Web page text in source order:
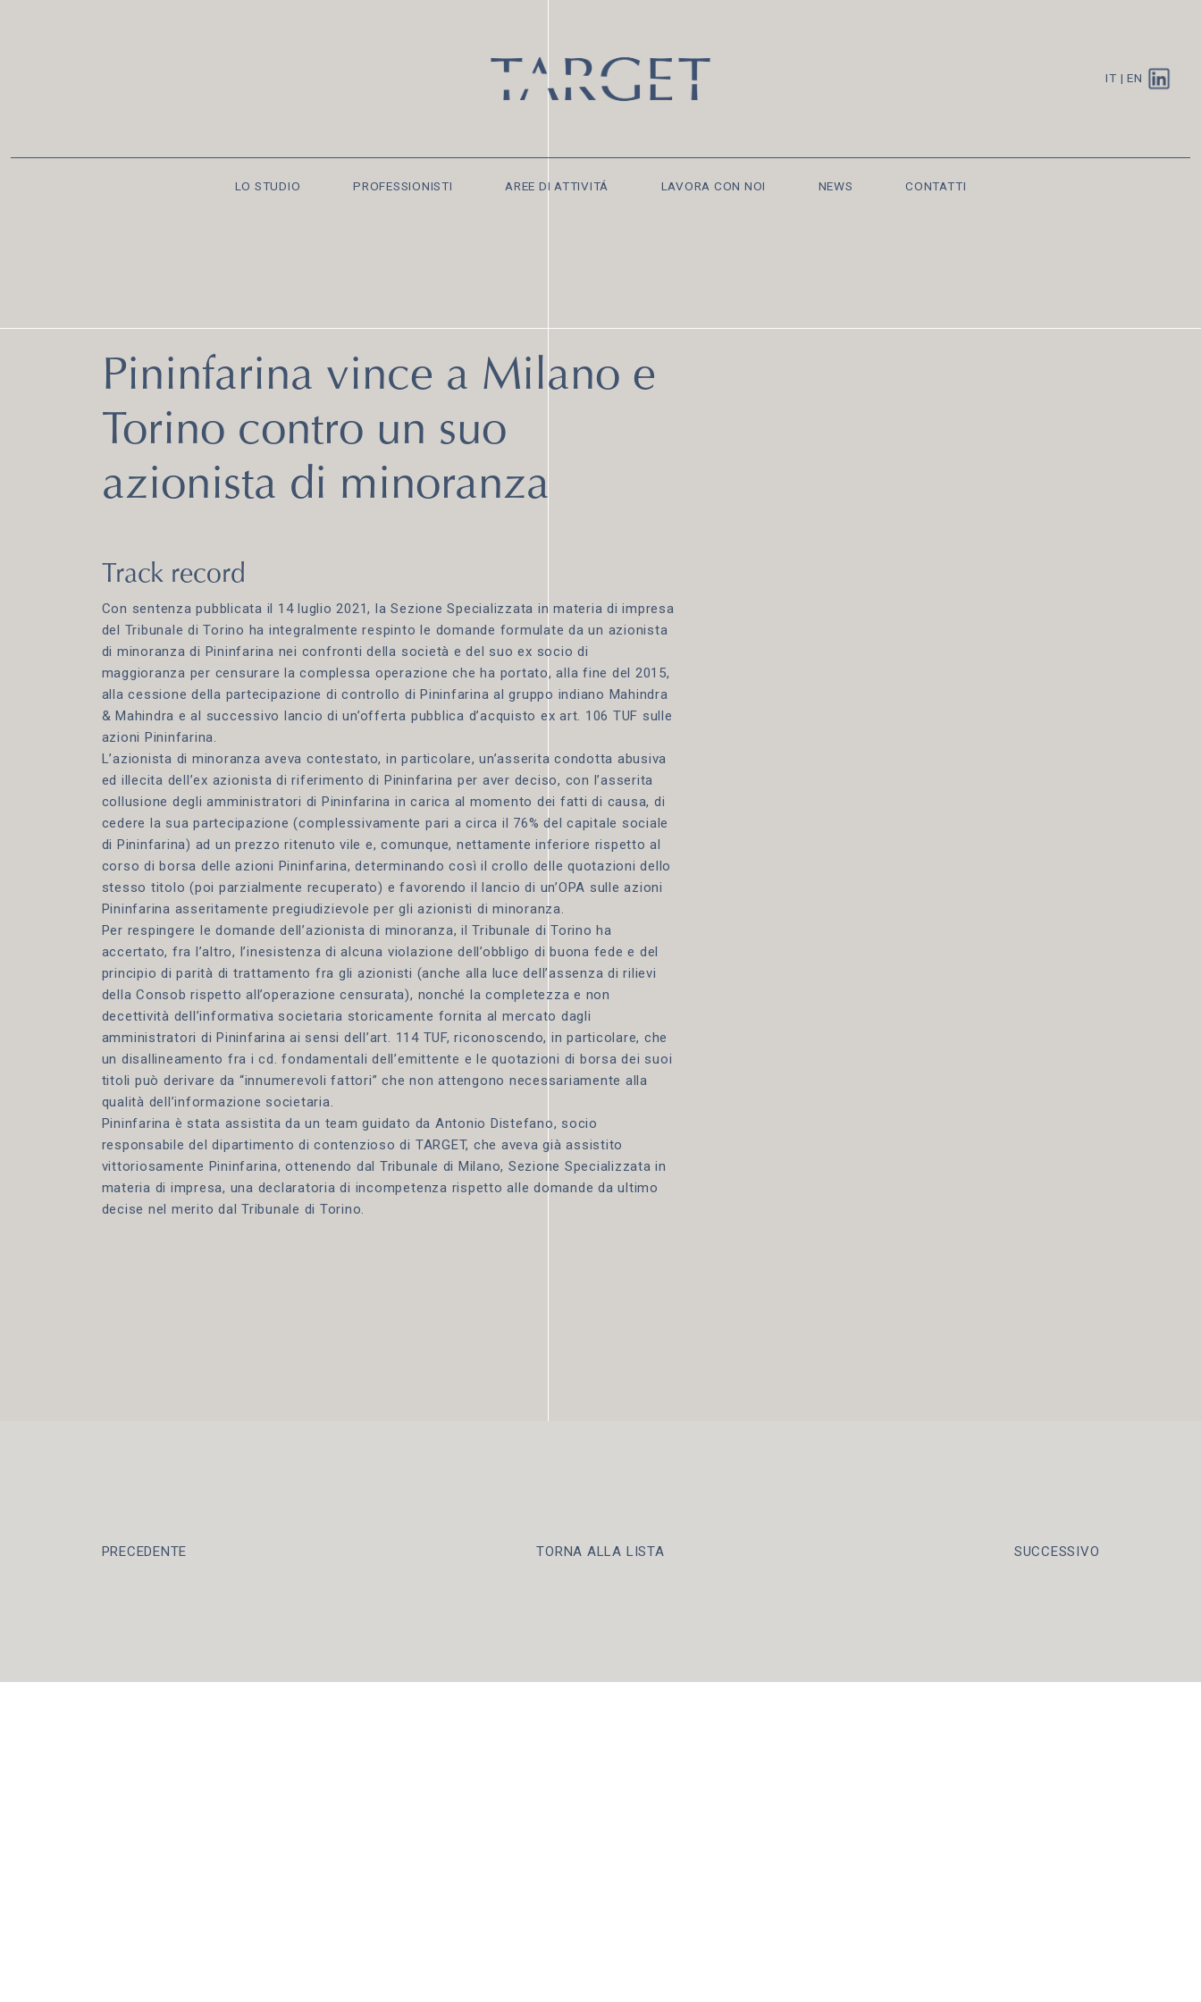
IT |EN
LO STUDIO PROFESSIONISTI AREE DI ATTIVITÁ LAVORA CON NOI NEWS CONTATTI
Pininfarina vince a Milano e
Torino contro un suo
azionista di minoranza
Track record
Con sentenza pubblicata il 14 luglio 2021, la Sezione Specializzata in materia di impresa
del Tribunale di Torino ha integralmente respinto le domande formulate da un azionista
di minoranza di Pininfarina nei confronti della società e del suo ex socio di
maggioranza per censurare la complessa operazione che ha portato, alla fine del 2015,
alla cessione della partecipazione di controllo di Pininfarina al gruppo indiano Mahindra
& Mahindra e al successivo lancio di un’offerta pubblica d’acquisto ex art. 106 TUF sulle
azioni Pininfarina.
L’azionista di minoranza aveva contestato, in particolare, un’asserita condotta abusiva
ed illecita dell’ex azionista di riferimento di Pininfarina per aver deciso, con l’asserita
collusione degli amministratori di Pininfarina in carica al momento dei fatti di causa, di
cedere la sua partecipazione (complessivamente pari a circa il 76% del capitale sociale
di Pininfarina) ad un prezzo ritenuto vile e, comunque, nettamente inferiore rispetto al
corso di borsa delle azioni Pininfarina, determinando così il crollo delle quotazioni dello
stesso titolo (poi parzialmente recuperato) e favorendo il lancio di un’OPA sulle azioni
Pininfarina asseritamente pregiudizievole per gli azionisti di minoranza.
Per respingere le domande dell’azionista di minoranza, il Tribunale di Torino ha
accertato, fra l’altro, l’inesistenza di alcuna violazione dell’obbligo di buona fede e del
principio di parità di trattamento fra gli azionisti (anche alla luce dell’assenza di rilievi
della Consob rispetto all’operazione censurata), nonché la completezza e non
decettività dell’informativa societaria storicamente fornita al mercato dagli
amministratori di Pininfarina ai sensi dell’art. 114 TUF, riconoscendo, in particolare, che
un disallineamento fra i cd. fondamentali dell’emittente e le quotazioni di borsa dei suoi
titoli può derivare da “innumerevoli fattori” che non attengono necessariamente alla
qualità dell’informazione societaria.
Pininfarina è stata assistita da un team guidato da Antonio Distefano, socio
responsabile del dipartimento di contenzioso di TARGET, che aveva già assistito
vittoriosamente Pininfarina, ottenendo dal Tribunale di Milano, Sezione Specializzata in
materia di impresa, una declaratoria di incompetenza rispetto alle domande da ultimo
decise nel merito dal Tribunale di Torino.
PRECEDENTE TORNA ALLA LISTA SUCCESSIVO